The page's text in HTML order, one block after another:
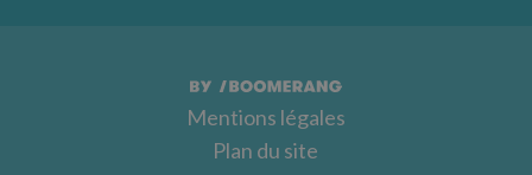
Mentions légales
Plan du site